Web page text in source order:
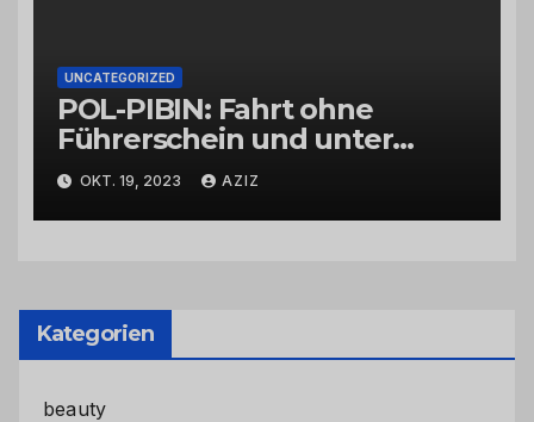
UNCATEGORIZED
POL-PIBIN: Fahrt ohne
Führerschein und unter
Einfluss von Drogen
OKT. 19, 2023 AZIZ
Kategorien
beauty